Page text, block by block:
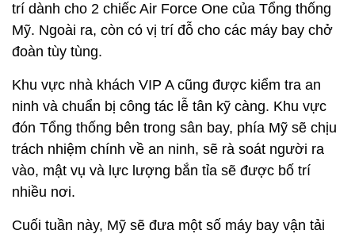
trí dành cho 2 chiếc Air Force One của Tổng thống
Mỹ. Ngoài ra, còn có vị trí đỗ cho các máy bay chở
đoàn tùy tùng.
Khu vực nhà khách VIP A cũng được kiểm tra an
ninh và chuẩn bị công tác lễ tân kỹ càng. Khu vực
đón Tổng thống bên trong sân bay, phía Mỹ sẽ chịu
trách nhiệm chính về an ninh, sẽ rà soát người ra
vào, mật vụ và lực lượng bắn tỉa sẽ được bố trí
nhiều nơi.
Cuối tuần này, Mỹ sẽ đưa một số máy bay vận tải